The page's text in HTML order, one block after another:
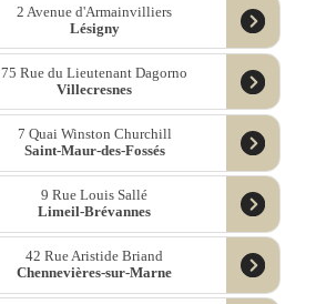
2 Avenue d'Armainvilliers
Lésigny
75 Rue du Lieutenant Dagorno
Villecresnes
7 Quai Winston Churchill
Saint-Maur-des-Fossés
9 Rue Louis Sallé
Limeil-Brévannes
42 Rue Aristide Briand
Chennevières-sur-Marne